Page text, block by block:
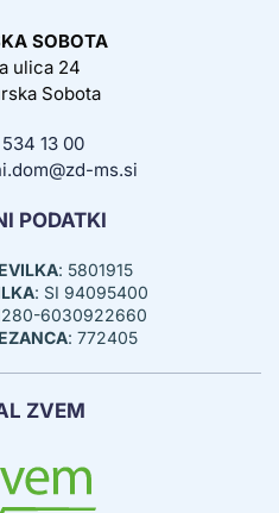
SOBOTA
ulica 24
Sobota
13 00
ms.si
PODATKI
: 5801915
: SI 94095400
6030922660
: 772405
ZVEM